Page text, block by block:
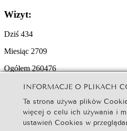
Wizyt:
Dziś 434
Miesiąc 2709
Ogółem260476
© 2025 Copyright by Studia Ełckie:
W naszym serwisie internetowym są
INFORMACJE O PLIKACH
Ta strona używa plików
więcej o celu ich używania i
ustawień Cookies w